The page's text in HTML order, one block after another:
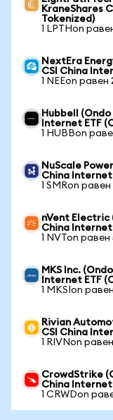
KraneShares
Tokenized)
1 LPTHon
NextEra
CSI China
1 NEEon
Hubbell
Internet ETF
1 HUBBon
NuScale
China Internet
1 SMRon
nVent Electric
China Internet
1 NVTon равен
MKS Inc.
Internet ETF
1 MKSIon
Rivian
CSI China
1 RIVNon
CrowdStrike
China Internet
1 CRWDon